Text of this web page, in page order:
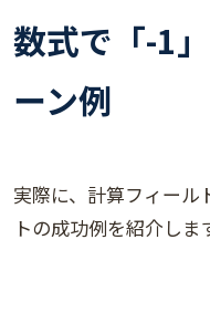
数式で「-1
ーン例
実際に、計算フィール
トの成功例を紹介しま